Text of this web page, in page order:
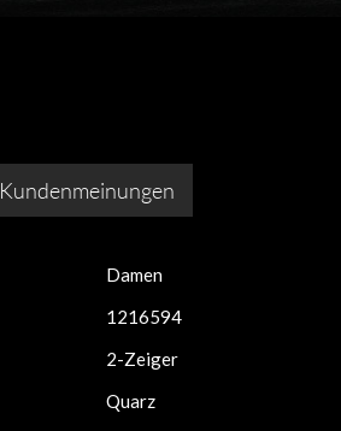
Kundenmeinungen
Damen
1216594
2-Zeiger
Quarz